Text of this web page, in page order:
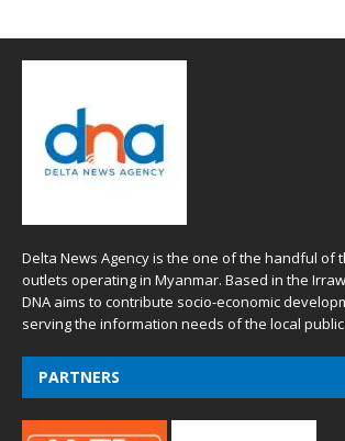
Delta News Agency is the one of the handful of
outlets operating in Myanmar. Based in the
DNA aims to contribute socio-economic
serving the information needs of the local public.
PARTNERS